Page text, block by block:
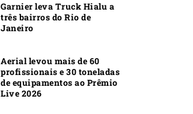
Garnier leva Truck Hialu a
três bairros do Rio de
Janeiro
Aerial levou mais de 60
profissionais e 30 toneladas
de equipamentos ao Prêmio
Live 2026